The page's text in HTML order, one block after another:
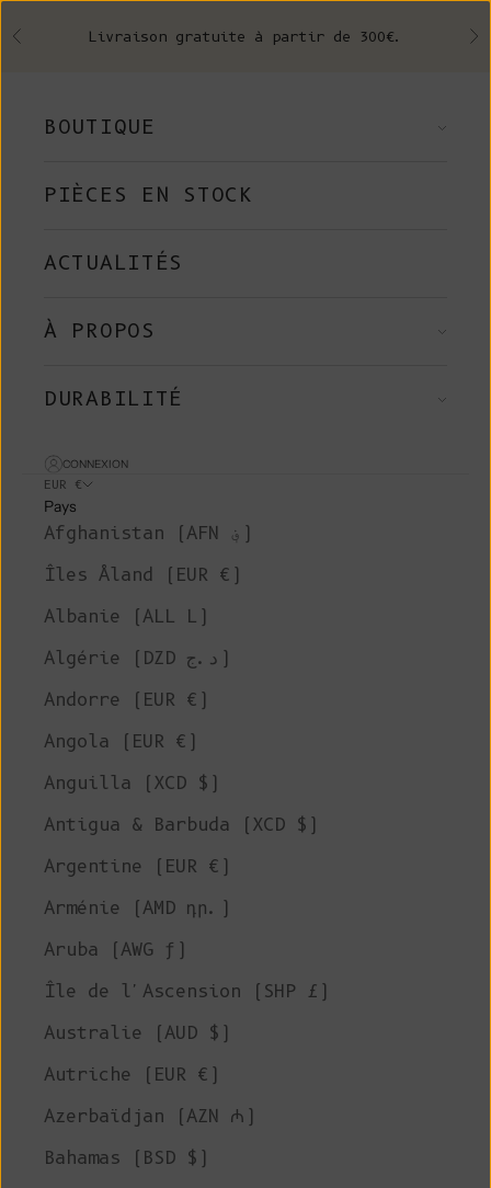
Précédent Livraison gratuite à partir de 300€.
BOUTIQUE
PIÈCES EN STOCK
ACTUALITÉS
À PROPOS
DURABILITÉ
CONNEXION
EUR €
Pays
Afghanistan (AFN ؋)
Îles Åland (EUR €)
Albanie (ALL L)
Algérie (DZD د.ج)
Andorre (EUR €)
Angola (EUR €)
Anguilla (XCD $)
Antigua & Barbuda (XCD $)
Argentine (EUR €)
Arménie (AMD դր.)
Aruba (AWG ƒ)
Île de l'Ascension (SHP £)
Australie (AUD $)
Autriche (EUR €)
Azerbaïdjan (AZN ₼)
Bahamas (BSD $)